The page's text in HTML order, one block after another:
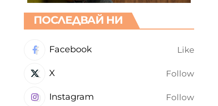
ПОСЛЕДВАЙ НИ
Facebook Like
X Follow
Instagram Follow